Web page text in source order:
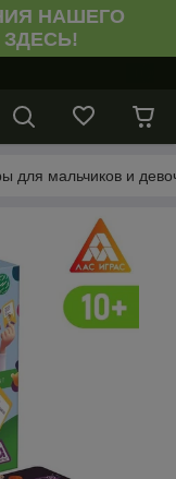
НАШЕГО
для мальчиков и